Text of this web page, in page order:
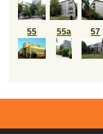
55 55а 57